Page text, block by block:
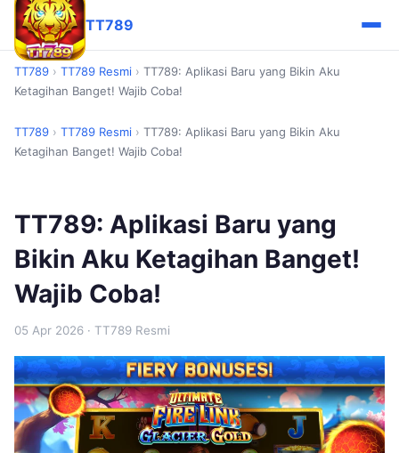
TT789
TT789 › TT789 Resmi › TT789: Aplikasi Baru yang Bikin Aku
Ketagihan Banget! Wajib Coba!
TT789 › TT789 Resmi › TT789: Aplikasi Baru yang Bikin Aku
Ketagihan Banget! Wajib Coba!
TT789: Aplikasi Baru yang
Bikin Aku Ketagihan Banget!
Wajib Coba!
05 Apr 2026 · TT789 Resmi